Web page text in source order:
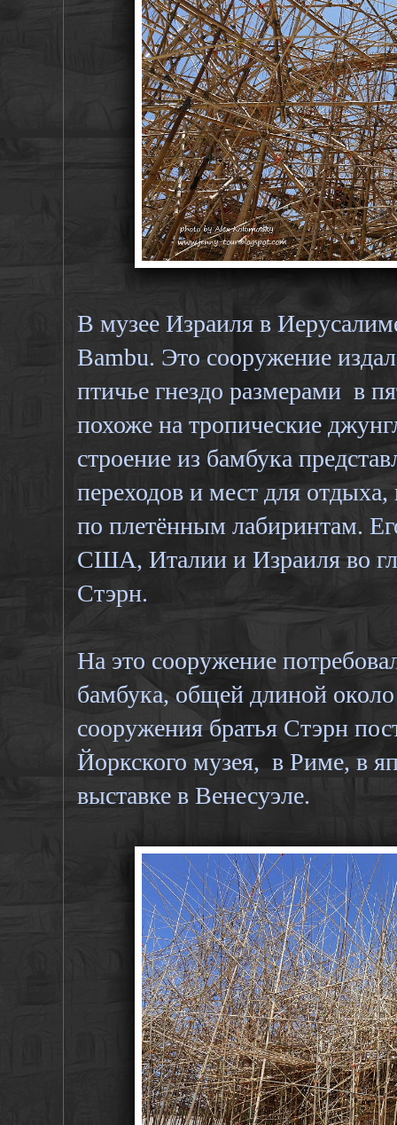
В музее Израиля в
Bambu. Это сооружение
птичье гнездо размерами в
похоже на тропические
строение из бамбука
переходов и мест для
по плетённым лабиринтам.
США, Италии и Израиля во
Стэрн.
На это сооружение
бамбука, общей длиной
сооружения братья Стэрн
Йоркского музея, в Риме, в
выставке в Венесуэле.